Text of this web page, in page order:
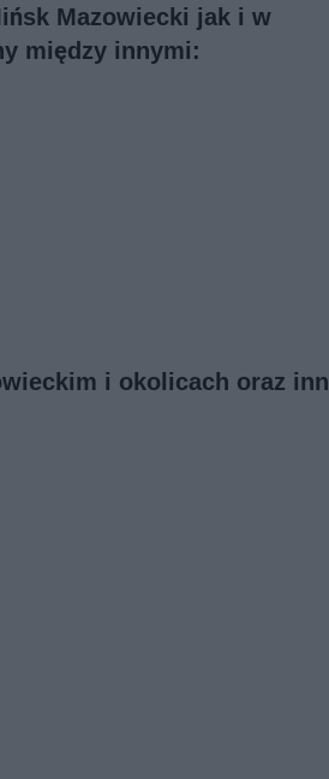
Mazowiecki jak i w
między innymi:
i okolicach oraz